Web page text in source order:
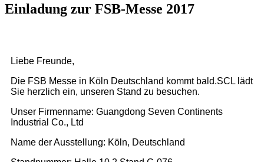
Einladung zur FSB-Messe 2017
Liebe Freunde,
Die FSB Messe in Köln Deutschland kommt bald.SCL lädt
Sie herzlich ein, unseren Stand zu besuchen.
Unser Firmenname: Guangdong Seven Continents
Industrial Co., Ltd
Name der Ausstellung: Köln, Deutschland